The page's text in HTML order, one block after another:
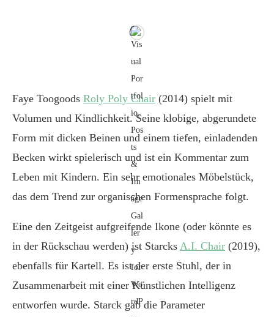
Faye Toogoods Roly Poly Chair (2014) spielt mit
Volumen und Kindlichkeit. Seine klobige, abgerundete
Form mit dicken Beinen und einem tiefen, einladenden
Becken wirkt spielerisch und ist ein Kommentar zum
Leben mit Kindern. Ein sehr emotionales Möbelstück,
das dem Trend zur organischen Formensprache folgt.
Eine den Zeitgeist aufgreifende Ikone (oder könnte es
in der Rückschau werden) ist Starcks A.I. Chair (2019),
ebenfalls für Kartell. Es ist der erste Stuhl, der in
Zusammenarbeit mit einer Künstlichen Intelligenz
entworfen wurde. Starck gab die Parameter